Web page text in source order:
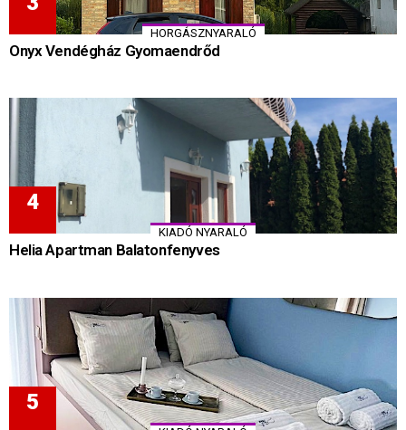
HORGÁSZNYARALÓ
Onyx Vendégház Gyomaendrőd
KIADÓ NYARALÓ
Helia Apartman Balatonfenyves